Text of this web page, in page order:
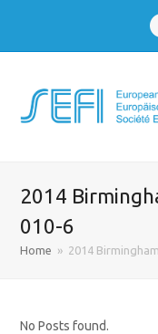
2014
010-6
Home » 2014
No Posts found.